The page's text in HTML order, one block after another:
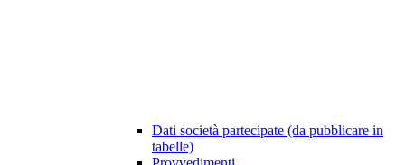
Dati società partecipate (da pubblicare in
tabelle)